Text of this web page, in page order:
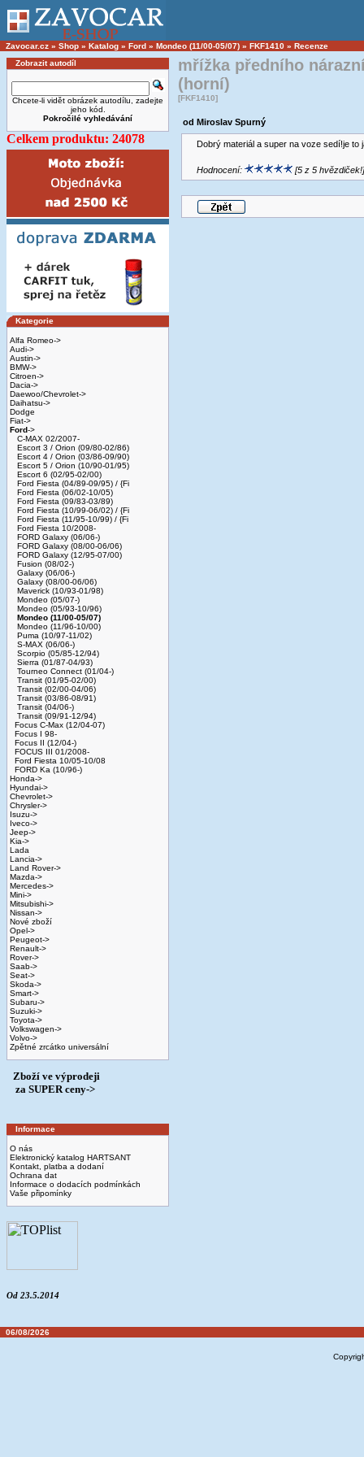
Zavocar.cz » Shop » Katalog » Ford » Mondeo (11/00-05/07) » FKF1410 » Recenze
Zobrazit autodíl
Chcete-li vidět obrázek autodílu, zadejte
jeho kód.
Pokročilé vyhledávání
Celkem produktu: 24078
Kategorie
Alfa Romeo->
Audi->
Austin->
BMW->
Citroen->
Dacia->
Daewoo/Chevrolet->
Daihatsu->
Dodge
Fiat->
Ford->
C-MAX 02/2007-
Escort 3 / Orion (09/80-02/86)
Escort 4 / Orion (03/86-09/90)
Escort 5 / Orion (10/90-01/95)
Escort 6 (02/95-02/00)
Ford Fiesta (04/89-09/95) / {Fi
Ford Fiesta (06/02-10/05)
Ford Fiesta (09/83-03/89)
Ford Fiesta (10/99-06/02) / {Fi
Ford Fiesta (11/95-10/99) / {Fi
Ford Fiesta 10/2008-
FORD Galaxy (06/06-)
FORD Galaxy (08/00-06/06)
FORD Galaxy (12/95-07/00)
Fusion (08/02-)
Galaxy (06/06-)
Galaxy (08/00-06/06)
Maverick (10/93-01/98)
Mondeo (05/07-)
Mondeo (05/93-10/96)
Mondeo (11/00-05/07)
Mondeo (11/96-10/00)
Puma (10/97-11/02)
S-MAX (06/06-)
Scorpio (05/85-12/94)
Sierra (01/87-04/93)
Tourneo Connect (01/04-)
Transit (01/95-02/00)
Transit (02/00-04/06)
Transit (03/86-08/91)
Transit (04/06-)
Transit (09/91-12/94)
Focus C-Max (12/04-07)
Focus I 98-
Focus II (12/04-)
FOCUS III 01/2008-
Ford Fiesta 10/05-10/08
FORD Ka (10/96-)
Honda->
Hyundai->
Chevrolet->
Chrysler->
Isuzu->
Iveco->
Jeep->
Kia->
Lada
Lancia->
Land Rover->
Mazda->
Mercedes->
Mini->
Mitsubishi->
Nissan->
Nové zboží
Opel->
Peugeot->
Renault->
Rover->
Saab->
Seat->
Skoda->
Smart->
Subaru->
Suzuki->
Toyota->
Volkswagen->
Volvo->
Zpětné zrcátko universální
Zboží ve výprodeji
­ za SUPER ceny->
Informace
O nás
Elektronický katalog HARTSANT
Kontakt, platba a dodaní
Ochrana dat
Informace o dodacích podmínkách
Vaše připomínky
Od 23.5.2014
mřížka předního
(horní)
[FKF1410]
od Miroslav Spurný
Dobrý materiál a super na voze sedí!je to
Hodnocení: [5 z 5 hvězdiček!]
06/08/2026